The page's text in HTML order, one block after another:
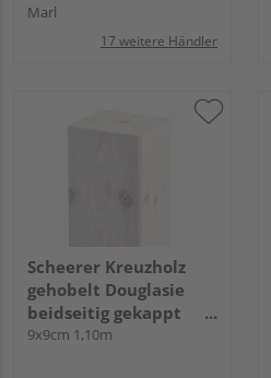
Marl
17 weitere Händler
Scheerer Kreuzholz
gehobelt Douglasie
beidseitig gekappt
transparent lasiert -
9x9cm 1,10m